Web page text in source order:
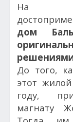
На
дом
До того,
этот
году,
магнату